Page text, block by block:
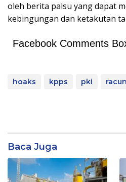
oleh berita palsu yang dapat
kebingungan dan ketakutan
Facebook Comments
hoaks kpps pki racun
Baca Juga